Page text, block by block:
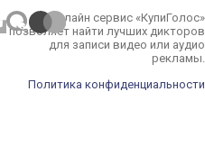
Онлайн сервис «КупиГолос»
позволяет найти лучших дикторов
для записи видео или аудио
рекламы.
Политика конфиденциальности